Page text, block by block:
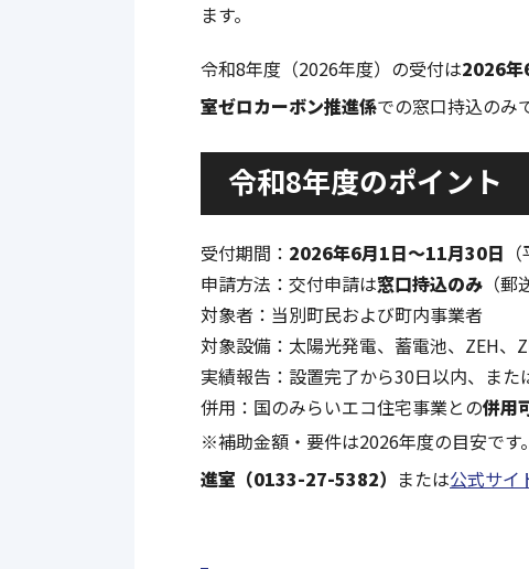
ます。
令和8年度（2026年度）の受付は2026年
室ゼロカーボン推進係での窓口持込のみ
令和8年度のポイント
受付期間： 2026年6月1日〜11月30日
申請方法：交付申請は窓口持込のみ （
対象者：当別町民および町内事業者
対象設備：太陽光発電、蓄電池、ZEH、
実績報告：設置完了から30日以内、また
併用：国のみらいエコ住宅事業との併用
※補助金額・要件は2026年度の目安で
進室（0133-27-5382） または公式サイ